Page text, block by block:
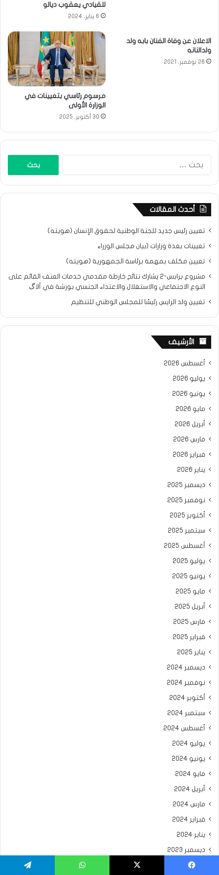
للقيادي يعقوب ديالو
6 يناير، 2024
الاعلان عن وفاة الفنان بابه ولد
ولدالنانه
26 نوفمبر، 2021
مرسوم رئاسي بتعيينات في
الوزارة الأولى
30 أكتوبر، 2025
أحدث المقالات
تعيين رئيس جديد للجنة الوطنية لحقوق الإنسان (هويته)
تعيينات بعدة وزارات (بيان مجلس الوزراء
تعيين مكلف بمهمة برئاسة الجمهورية (هويته)
مشروع برابس-2 يشارك نتائح خارطة مقدمي خدمات العنف القائم على
النوع الاجتماعي والاستغلال والاعتداء الجنسي بورشة في ألاگ
تعيين ولد الرايس رئيسًا للمجلس الوطني للتنظيم
الأرشيف
أغسطس 2026
يوليو 2026
يونيو 2026
مايو 2026
أبريل 2026
مارس 2026
فبراير 2026
يناير 2026
ديسمبر 2025
نوفمبر 2025
أكتوبر 2025
سبتمبر 2025
أغسطس 2025
يوليو 2025
يونيو 2025
مايو 2025
أبريل 2025
مارس 2025
فبراير 2025
يناير 2025
ديسمبر 2024
نوفمبر 2024
أكتوبر 2024
سبتمبر 2024
أغسطس 2024
يوليو 2024
يونيو 2024
مايو 2024
أبريل 2024
مارس 2024
فبراير 2024
يناير 2024
ديسمبر 2023
نوفمبر 2023